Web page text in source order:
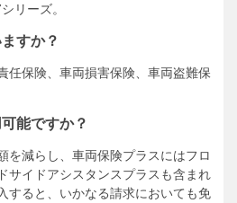
リーズ。
すか？
任保険、車両損害保険、車両盗難保
能ですか？
を減らし、車両保険プラスにはフロ
サイドアシスタンスプラスも含まれ
すると、いかなる請求においても免